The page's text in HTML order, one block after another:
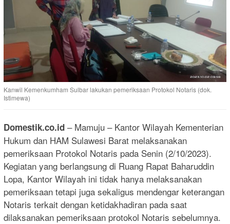
Kanwil Kemenkumham Sulbar lakukan pemeriksaan Protokol Notaris (dok.
Istimewa)
Domestik.co.id – Mamuju – Kantor Wilayah Kementerian
Hukum dan HAM Sulawesi Barat melaksanakan
pemeriksaan Protokol Notaris pada Senin (2/10/2023).
Kegiatan yang berlangsung di Ruang Rapat Baharuddin
Lopa, Kantor Wilayah ini tidak hanya melaksanakan
pemeriksaan tetapi juga sekaligus mendengar keterangan
Notaris terkait dengan ketidakhadiran pada saat
dilaksanakan pemeriksaan protokol Notaris sebelumnya.